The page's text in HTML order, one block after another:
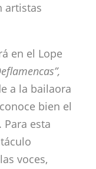
artistas
en el Lope
a la bailaora
bien el
esta
voces,